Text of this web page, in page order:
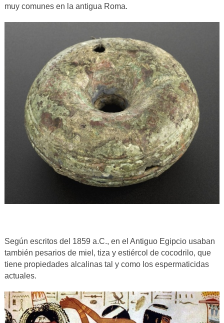
muy comunes en la antigua Roma.
Según escritos del 1859 a.C., en el Antiguo Egipcio usaban
también pesarios de miel, tiza y estiércol de cocodrilo, que
tiene propiedades alcalinas tal y como los espermaticidas
actuales.